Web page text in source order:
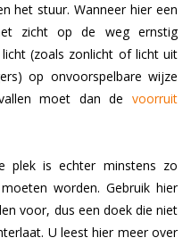
het stuur. Wanneer hier een
zicht op de weg ernstig
(zoals zonlicht of licht uit
op onvoorspelbare wijze
moet dan de voorruit
plek is echter minstens zo
worden. Gebruik hier
voor, dus een doek die niet
U leest hier meer over